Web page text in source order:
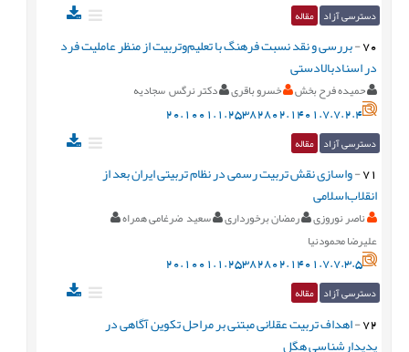
دسترسی آزاد مقاله
70
-بررسی و نقد نسبت فرهنگ با تعلیم‌وتربیت از منظر عاملیت فرد
در اسنادبالادستی
حمیده فرح بخش خسرو باقری دکتر نرگس سجادیه
20.1001.1.25382802.1401.7.7.2.4
دسترسی آزاد مقاله
71
-واسازی نقش تربیت رسمی در نظام تربیتی ایران بعد از
انقلاب‌اسلامی
ناصر نوروزی رمضان برخورداری
سعید ضرغامی همراه
علیرضا محمودنیا
20.1001.1.25382802.1401.7.7.3.5
دسترسی آزاد مقاله
72
-اهداف تربیت عقلانی مبتنی بر مراحل تکوین آگاهی در
پدیدارشناسی هگل